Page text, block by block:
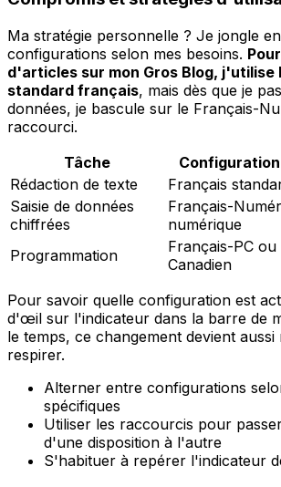
Ma stratégie personnelle ? Je jongle
configurations selon mes besoins.
d'articles sur mon Gros Blog, j'utilise
standard français, mais dès que je
données, je bascule sur le Français-
raccourci.
Tâche
Rédaction de texte
Français
Saisie de données
chiffrées
Français-
numérique
Programmation
Français-PC
Canadien
Pour savoir quelle configuration est
d'œil sur l'indicateur dans la barre de
le temps, ce changement devient
respirer.
Alterner entre configurations
spécifiques
Utiliser les raccourcis pour
d'une disposition à l'autre
S'habituer à repérer l'indicateur